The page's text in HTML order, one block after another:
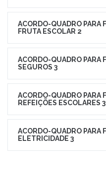
ACORDO-QUADRO PARA
FRUTA ESCOLAR 2
ACORDO-QUADRO PARA
SEGUROS 3
ACORDO-QUADRO PARA
REFEIÇÕES ESCOLARES 3
ACORDO-QUADRO PARA
ELETRICIDADE 3